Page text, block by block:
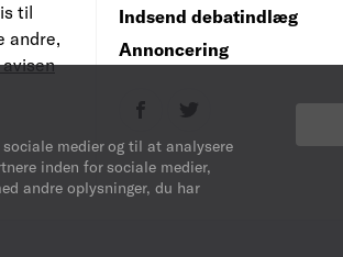
medier og til at analysere
inden for sociale medier,
andre oplysninger, du har
til
andre,
Indsend debatindlæg
Annoncering